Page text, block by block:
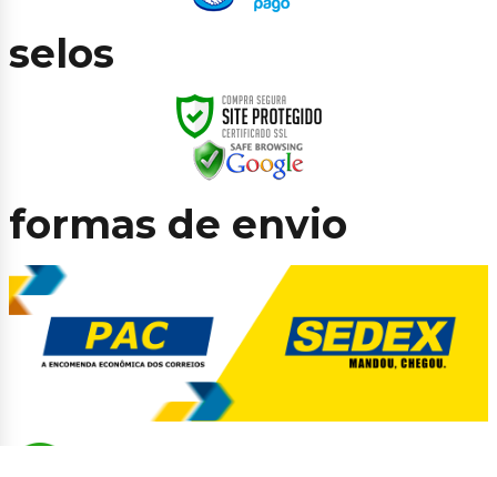
selos
formas de envio